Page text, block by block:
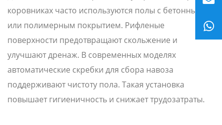
коровниках часто используются полы с бетонным
или полимерным покрытием. Рифленые
поверхности предотвращают скольжение и
улучшают дренаж. В современных моделях
автоматические скребки для сбора навоза
поддерживают чистоту пола. Такая установка
повышает гигиеничность и снижает трудозатраты.